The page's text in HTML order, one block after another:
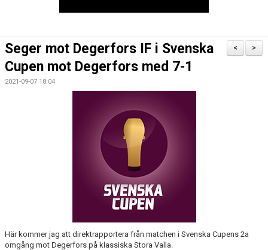
MATCHER
KONTAKT
>
<
Seger mot Degerfors IF i Svenska
Cupen mot Degerfors med 7-1
2021-09-07 18:04
Här kommer jag att direktrapportera från matchen i Svenska Cupens 2a
omgång mot Degerfors på klassiska Stora Valla.